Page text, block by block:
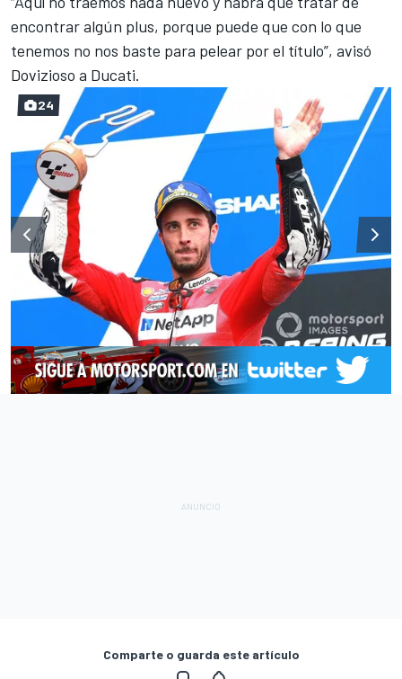
encontrar algún plus, porque puede que con lo que
tenemos no nos baste para pelear por el título”, avisó
Dovizioso a Ducati.
24
Comparte o guarda este artículo